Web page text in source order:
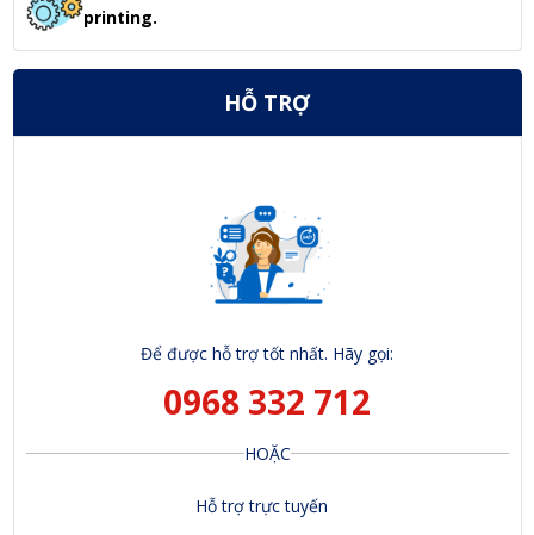
printing.
HỖ TRỢ
Để được hỗ trợ tốt nhất. Hãy gọi:
0968 332 712
HOẶC
Hỗ trợ trực tuyến